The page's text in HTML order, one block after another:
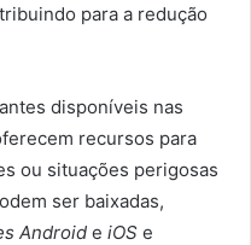
para a redução
disponíveis nas
recursos para
ou situações perigosas
ser baixadas,
Android e iOS e